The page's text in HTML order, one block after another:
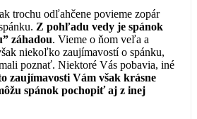
trochu odľahčene povieme zopár
Z pohľadu vedy je spánok
záhadou. Vieme o ňom veľa a
niekoľko zaujímavostí o spánku,
poznať. Niektoré Vás pobavia, iné
zaujímavosti Vám však krásne
spánok pochopiť aj z inej